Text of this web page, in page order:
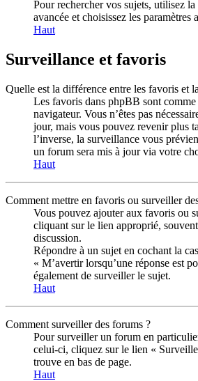
Pour rechercher vos sujets, utilisez la
avancée et choisissez les paramètres
Haut
Surveillance et favoris
Quelle est la différence entre les favoris et
Les favoris dans phpBB sont
navigateur. Vous n’êtes pas
jour, mais vous pouvez revenir plus
l’inverse, la surveillance vous
un forum sera mis à jour via votre
Haut
Comment mettre en favoris ou surveiller
Vous pouvez ajouter aux favoris ou
cliquant sur le lien approprié,
discussion.
Répondre à un sujet en cochant la
« M’avertir lorsqu’une réponse est
également de surveiller le sujet.
Haut
Comment surveiller des forums ?
Pour surveiller un forum en
celui-ci, cliquez sur le lien «
trouve en bas de page.
Haut